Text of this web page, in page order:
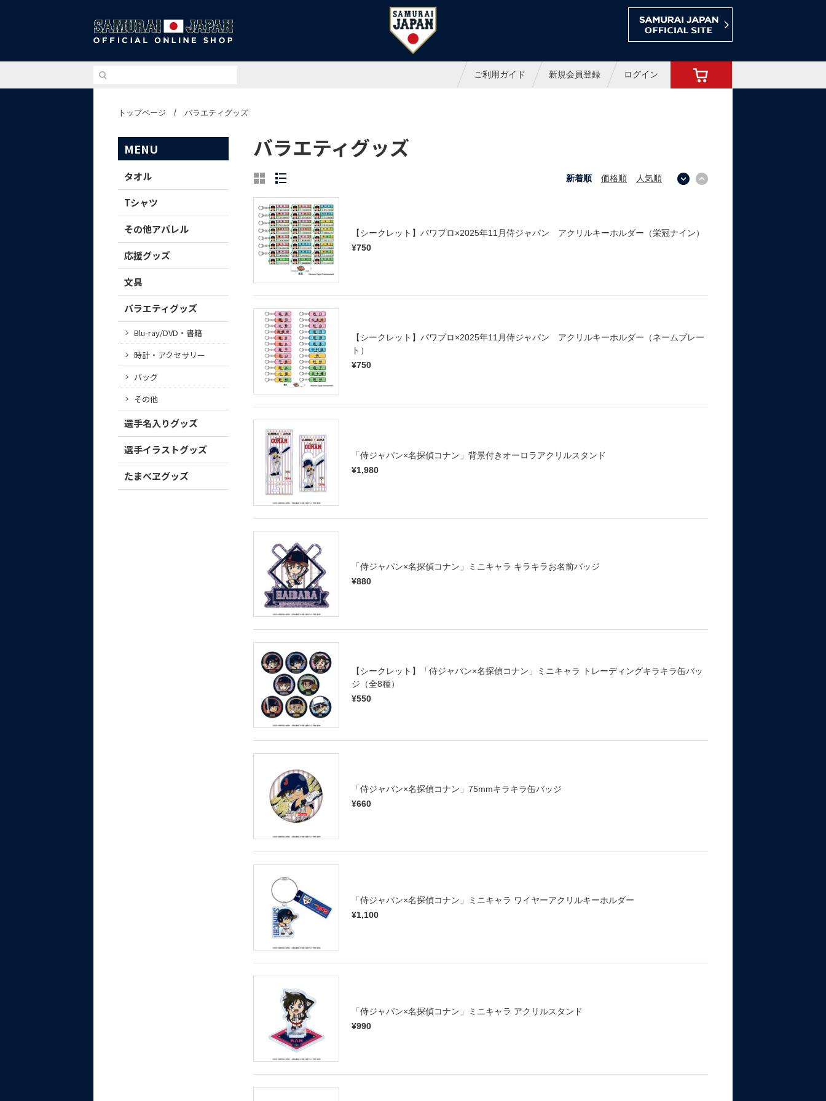
侍ジャパンオフィシャルオンラインショップ
ご利用ガイド 新規会員登録 ログイン
トップページ / バラエティグッズ
MENU
タオル
Tシャツ
その他アパレル
応援グッズ
文具
バラエティグッズ
Blu-ray/DVD・書籍
時計・アクセサリー
バッグ
その他
選手名入りグッズ
選手イラストグッズ
たまべヱグッズ
バラエティグッズ
新着順 価格順 人気順
【シークレット】パワプロ×2025年11月侍ジャパン アクリルキーホルダー（栄冠ナイン）
¥750
【シークレット】パワプロ×2025年11月侍ジャパン アクリルキーホルダー（ネームプレー
ト）
¥750
「侍ジャパン×名探偵コナン」背景付きオーロラアクリルスタンド
¥1,980
「侍ジャパン×名探偵コナン」ミニキャラ キラキラお名前バッジ
¥880
【シークレット】「侍ジャパン×名探偵コナン」ミニキャラ トレーディングキラキラ缶バッ
ジ（全8種）
¥550
「侍ジャパン×名探偵コナン」75mmキラキラ缶バッジ
¥660
「侍ジャパン×名探偵コナン」ミニキャラ ワイヤーアクリルキーホルダー
¥1,100
「侍ジャパン×名探偵コナン」ミニキャラ アクリルスタンド
¥990